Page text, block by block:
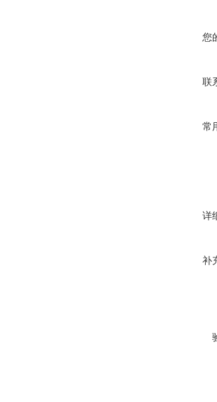
您
联
常
详
补